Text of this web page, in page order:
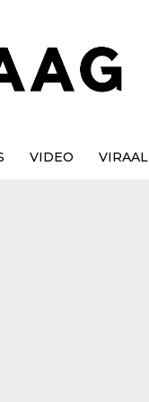
VIDEO VIRAAL